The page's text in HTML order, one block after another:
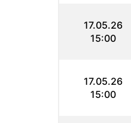
17.05.26
15:00
17.05.26
15:00